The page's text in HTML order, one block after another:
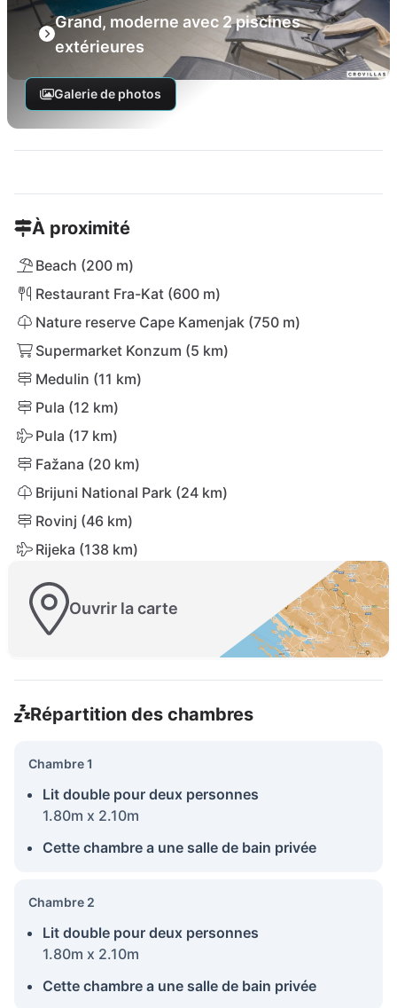
Grand, moderne avec 2 piscines
extérieures
Galerie de photos
À proximité
Beach (200 m)
Restaurant Fra-Kat (600 m)
Nature reserve Cape Kamenjak (750 m)
Supermarket Konzum (5 km)
Medulin (11 km)
Pula (12 km)
Pula (17 km)
Fažana (20 km)
Brijuni National Park (24 km)
Rovinj (46 km)
Rijeka (138 km)
Ouvrir la carte
Répartition des chambres
Chambre 1
Lit double pour deux personnes
1.80m x 2.10m
Cette chambre a une salle de bain privée
Chambre 2
Lit double pour deux personnes
1.80m x 2.10m
Cette chambre a une salle de bain privée